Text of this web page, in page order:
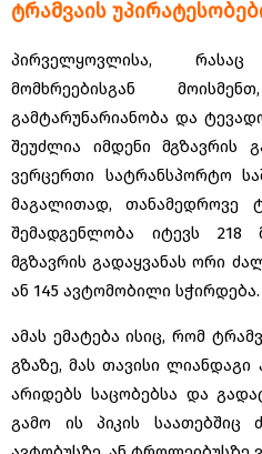
ტრამვაის
პირველყოვლისა,
მომხრეებისგან
გამტარუნარიანობა და
შეუძლია იმდენი მგზავრის
ვერცერთი სატრანსპორტო
მაგალითად, თანამედროვე
შემადგენლობა იტევს 218
მგზავრის გადაყვანას ორი
ან 145 ავტომობილი სჭირდება.
ამას ემატება ისიც, რომ
გზაზე, მას თავისი ლიანდაგი
არიდებს საცობებსა და
გამო ის პიკის საათებშიც